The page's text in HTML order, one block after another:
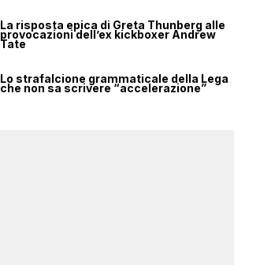
La risposta epica di Greta Thunberg alle
provocazioni dell’ex kickboxer Andrew
Tate
Lo strafalcione grammaticale della Lega
che non sa scrivere “accelerazione”